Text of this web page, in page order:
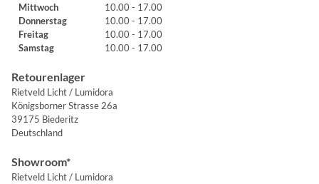
Mittwoch
10.00 - 17.00
Donnerstag
10.00 - 17.00
Freitag
10.00 - 17.00
Samstag
10.00 - 17.00
Retourenlager
Rietveld Licht / Lumidora
Königsborner Strasse 26a
39175 Biederitz
Deutschland
Showroom*
Rietveld Licht / Lumidora